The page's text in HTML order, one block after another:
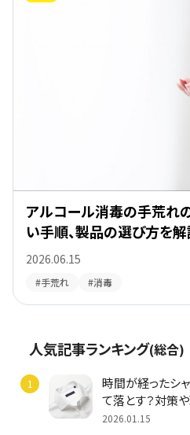
2026.06.15
アルコール消毒の手荒れ
い手順、製品の選び方を
#手荒れ #消毒
人気記事ランキング(総合)
時間が経ったシ
て落とす？対策
2026.01.15